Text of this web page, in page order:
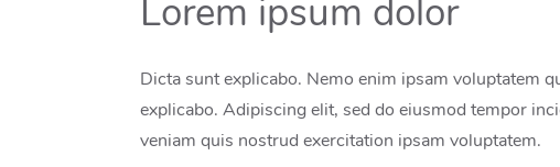
Lorem ipsum dolor
Dicta sunt explicabo. Nemo enim ipsam voluptatem
explicabo. Adipiscing elit, sed do eiusmod tempor
veniam quis nostrud exercitation ipsam voluptatem.